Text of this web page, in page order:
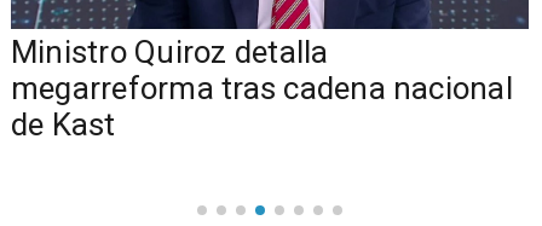
Ministro Quiroz detalla
megarreforma tras cadena nacional
de Kast